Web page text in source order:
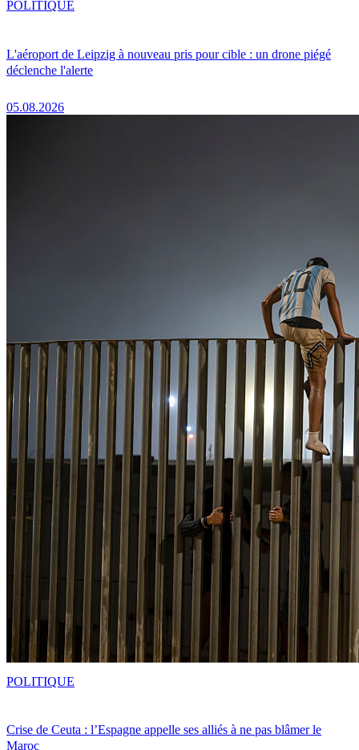
L'aéroport de Leipzig à nouveau pris pour cible : un drone piégé
déclenche l'alerte
05.08.2026
POLITIQUE
Crise de Ceuta : l’Espagne appelle ses alliés à ne pas blâmer le
Maroc
POLITIQUE